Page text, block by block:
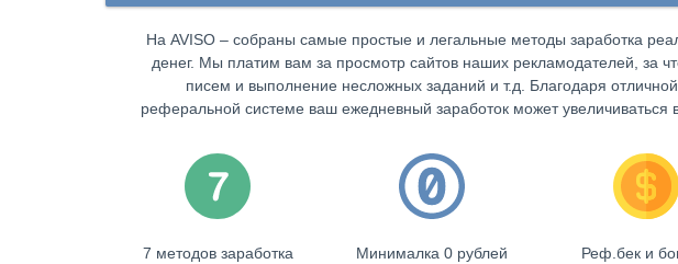
На AVISO – собраны самые простые и легальные методы заработка
денег. Мы платим вам за просмотр сайтов наших рекламодателей, за
писем и выполнение несложных заданий и т.д. Благодаря отличной
реферальной системе ваш ежедневный заработок может увеличиваться
7 методов заработка Минималка 0 рублей Реф.бек и